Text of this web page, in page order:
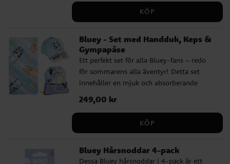
får allt plats – från gympakläder till
favoritleksaker och små hemligheter.
vardagens äventyr. Storleken 42 × 32 cm
gör den lagom stor för barn i alla åldrar.
En officiellt licensierad produkt som gör
den till det självklara valet för alla Bluey-
fans som vill kombinera funktion med
lekfull stil!
KÖP
Bluey - Set med Handduk, Keps &
Gympapåse
Ett perfekt set för alla Bluey-fans – redo
för sommarens alla äventyr! Detta set
innehåller en mjuk och absorberande
handduk som passar perfekt efter
badstunden, en snygg keps som skyddar
som rymmer allt som behövs för en dag
eller utflykten! Med härliga Bluey-motiv
blir detta snabbt en favorit hos alla små
Pris: 249,00 kr
249,00 kr
KÖP
Bluey Hårsnoddar 4-pack
Dessa Bluey hårsnoddar i 4-pack är ett